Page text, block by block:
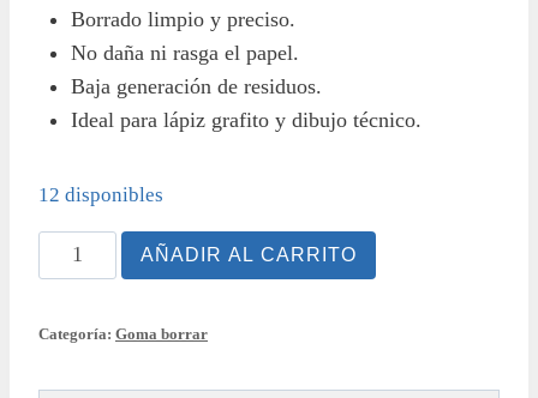
Borrado limpio y preciso.
No daña ni rasga el papel.
Baja generación de residuos.
Ideal para lápiz grafito y dibujo técnico.
12 disponibles
Goma
de
cantidad
AÑADIR AL CARRITO
Categoría: Goma borrar